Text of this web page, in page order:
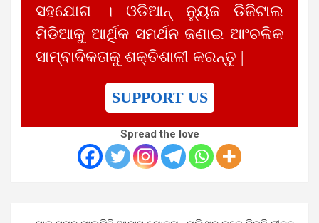
ସହଯୋଗ । ଓଡିଆନ୍ ନ୍ୟୁଜ ଡିଜିଟାଲ
ମିଡିଆକୁ ଆର୍ଥିକ ସମର୍ଥନ ଜଣାଇ ଆଂଚଳିକ
ସାମ୍ବାଦିକତାକୁ ଶକ୍ତିଶାଳୀ କରନ୍ତୁ |
SUPPORT US
Spread the love